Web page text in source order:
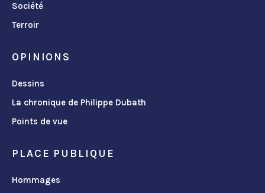
Société
Terroir
OPINIONS
Dessins
La chronique de Philippe Dubath
Points de vue
PLACE PUBLIQUE
Hommages